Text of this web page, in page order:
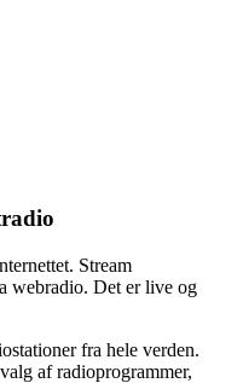
Stream
webradio. Det er live og
fra hele verden.
af radioprogrammer,